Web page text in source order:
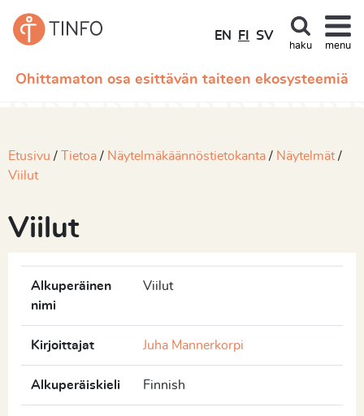
Ohittamaton osa esittävän taiteen ekosysteemiä
EN FI SV
haku menu
Etusivu Tietoa Näytelmäkäännöstietokanta
Näytelmät
Viilut
Viilut
Alkuperäinen
nimi
Viilut
Kirjoittajat Juha Mannerkorpi
Alkuperäiskieli Finnish